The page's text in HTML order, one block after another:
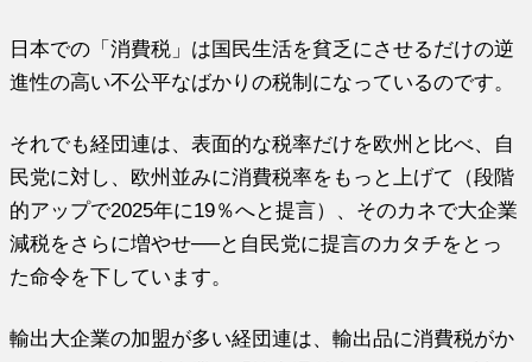
日本での「消費税」は国民生活を貧乏にさせるだけの逆
進性の高い不公平なばかりの税制になっているのです。
それでも経団連は、表面的な税率だけを欧州と比べ、自
民党に対し、欧州並みに消費税率をもっと上げて（段階
的アップで2025年に19％へと提言）、そのカネで大企業
減税をさらに増やせ──と自民党に提言のカタチをとっ
た命令を下しています。
輸出大企業の加盟が多い経団連は、輸出品に消費税がか